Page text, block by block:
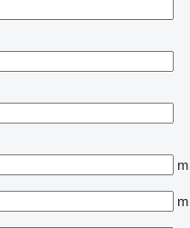
m
m